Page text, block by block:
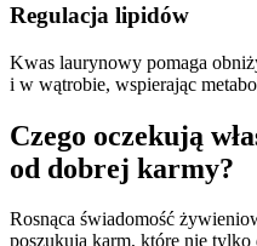
Regulacja lipidów
Kwas laurynowy pomaga
i w wątrobie, wspierając
Czego oczekują
od dobrej karmy?
Rosnąca świadomość
poszukują karm, które nie tylko